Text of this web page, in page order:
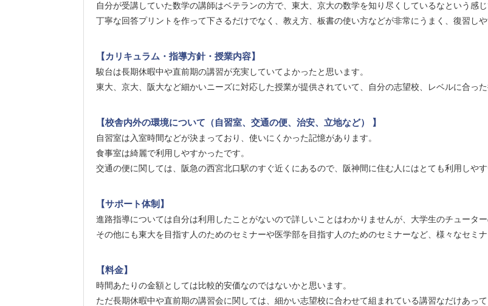
自分が受講していた数学の講師はベテランの方で、東大、京大の数学を知り尽くしているなという感じ
丁寧な回答プリントを作って下さるだけでなく、教え方、板書の使い方などが非常にうまく、復習しや
【カリキュラム・指導方針・授業内容】
駿台は長期休暇中や直前期の講習が充実していてよかったと思います。
東大、京大、阪大など細かいニーズに対応した授業が提供されていて、自分の志望校、レベルに合っ
【校舎内外の環境について（自習室、交通の便、治安、立地など） 】
自習室は入室時間などが決まっており、使いにくかった記憶があります。
食事室は綺麗で利用しやすかったです。
交通の便に関しては、阪急の西宮北口駅のすぐ近くにあるので、阪神間に住む人にはとても利用しやす
【サポート体制】
進路指導については自分は利用したことがないので詳しいことはわかりませんが、大学生のチュータ
その他にも東大を目指す人のためのセミナーや医学部を目指す人のためのセミナーなど、様々なセミナ
【料金】
時間あたりの金額としては比較的安価なのではないかと思います。
ただ長期休暇中や直前期の講習会に関しては、細かい志望校に合わせて組まれている講習なだけあっ